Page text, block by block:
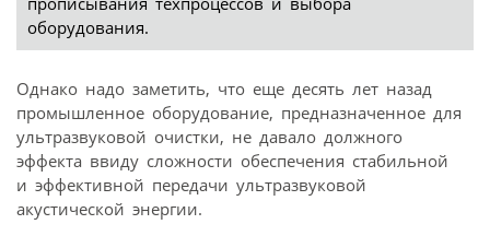
оборудования.
Однако надо заметить, что еще десять лет назад
промышленное оборудование, предназначенное для
ультразвуковой очистки, не давало должного
эффекта ввиду сложности обеспечения стабильной
и эффективной передачи ультразвуковой
акустической энергии.